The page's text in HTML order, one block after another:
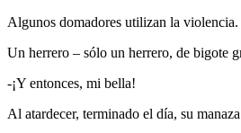
Algunos domadores utilizan la
Un herrero – sólo un herrero, de bigote
-¡Y entonces, mi bella!
Al atardecer, terminado el día, su